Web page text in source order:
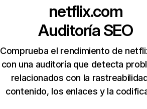
netflix.com
Auditoría SEO
Comprueba el rendimiento de
con una auditoría que detecta
relacionados con la
contenido, los enlaces y la